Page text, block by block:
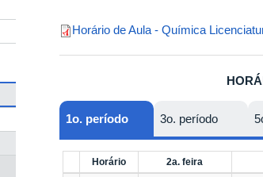
Horário de Aula - Química
1o. período
Horário 2a. feira
3o. período